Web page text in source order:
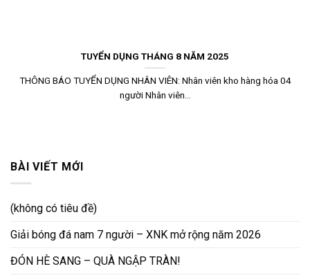
TUYỂN DỤNG THÁNG 8 NĂM 2025
THÔNG BÁO TUYỂN DỤNG NHÂN VIÊN: Nhân viên kho hàng hóa 04
người Nhân viên...
BÀI VIẾT MỚI
(không có tiêu đề)
Giải bóng đá nam 7 người – XNK mở rộng năm 2026
ĐÓN HÈ SANG – QUÀ NGẬP TRÀN!